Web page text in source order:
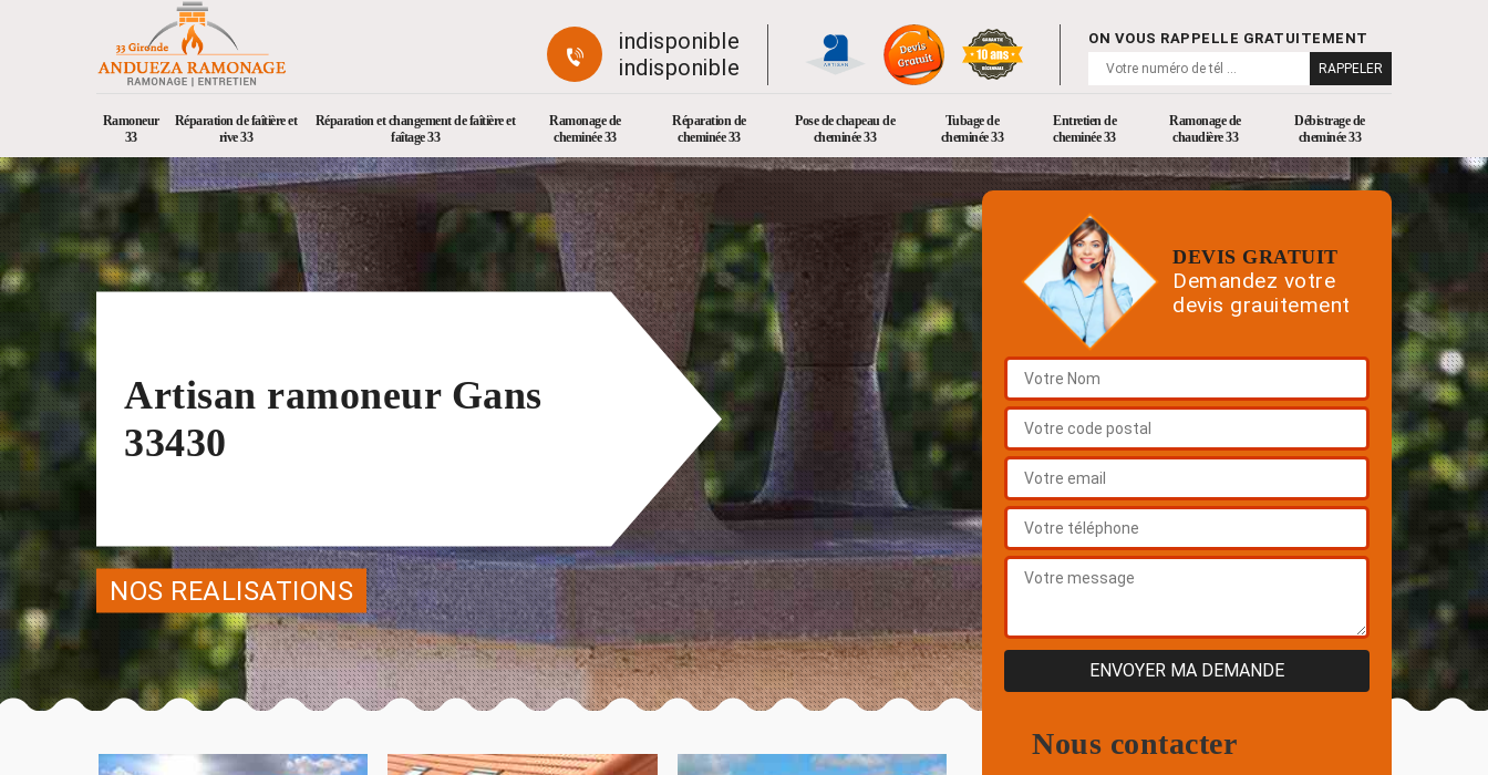
indisponible
indisponible
ON VOUS RAPPELLE GRATUITEMENT
Ramoneur
33
Réparation de faîtière et
rive 33
Réparation et changement de faîtière et
faîtage 33
Ramonage de
cheminée 33
Réparation de
cheminée 33
Pose de chapeau de
cheminée 33
Tubage de
cheminée 33
Entretien de
cheminée 33
Ramonage de
chaudière 33
Débistrage de
cheminée 33
Artisan ramoneur Gans
33430
NOS REALISATIONS
DEVIS GRATUIT
Demandez votre
devis grauitement
Nous contacter